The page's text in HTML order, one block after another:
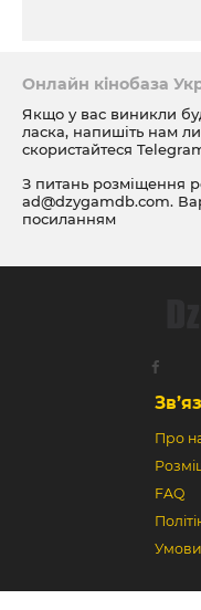
Онлайн кінобаза
Якщо у вас виникли
ласка, напишіть нам
скористайтеся
З питань розміщення
ad@dzygamdb.com.
посиланням
Про
FAQ